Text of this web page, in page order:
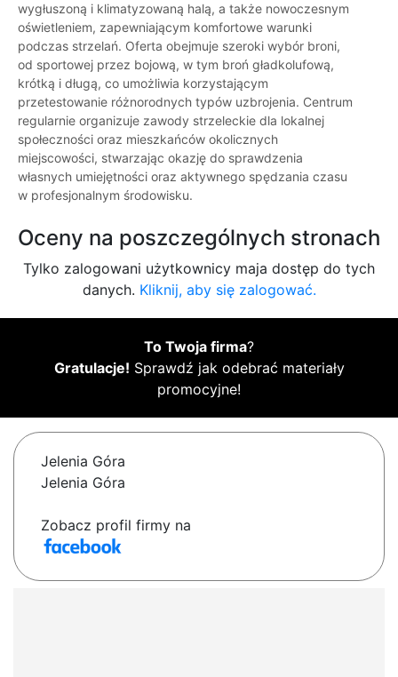
wygłuszoną i klimatyzowaną halą, a także nowoczesnym
oświetleniem, zapewniającym komfortowe warunki
podczas strzelań. Oferta obejmuje szeroki wybór broni,
od sportowej przez bojową, w tym broń gładkolufową,
krótką i długą, co umożliwia korzystającym
przetestowanie różnorodnych typów uzbrojenia. Centrum
regularnie organizuje zawody strzeleckie dla lokalnej
społeczności oraz mieszkańców okolicznych
miejscowości, stwarzając okazję do sprawdzenia
własnych umiejętności oraz aktywnego spędzania czasu
w profesjonalnym środowisku.
Oceny na poszczególnych stronach
Tylko zalogowani użytkownicy maja dostęp do tych
danych. Kliknij, aby się zalogować.
To Twoja firma?
Gratulacje! Sprawdź jak odebrać materiały
promocyjne!
Jelenia Góra
Jelenia Góra
Zobacz profil firmy na